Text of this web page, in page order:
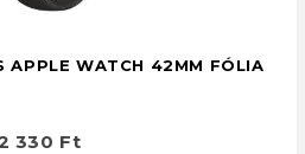
APPLE WATCH 42MM FÓLIA
330 Ft